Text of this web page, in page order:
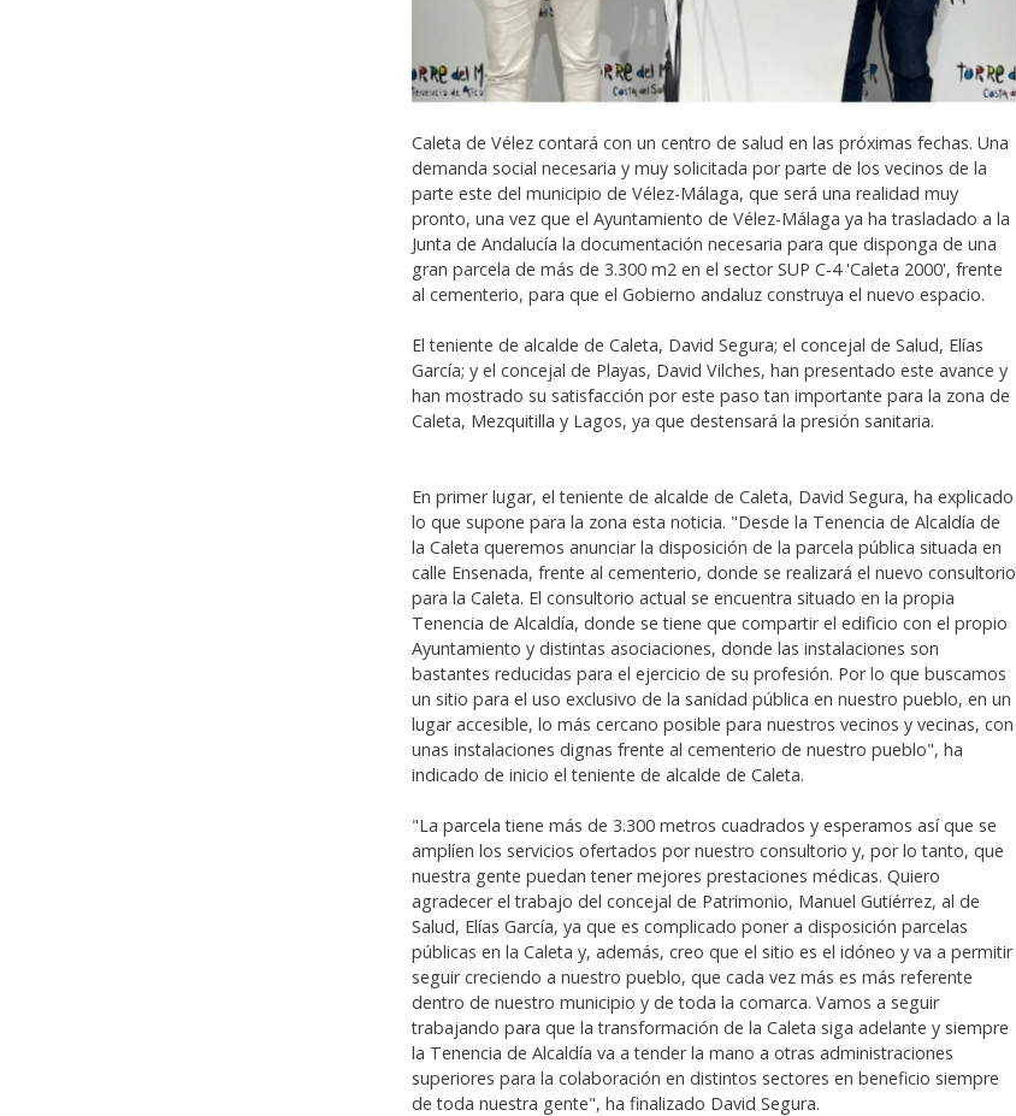
Caleta de Vélez contará con un centro de salud en las próximas fechas. Una
demanda social necesaria y muy solicitada por parte de los vecinos de la
parte este del municipio de Vélez-Málaga, que será una realidad muy
pronto, una vez que el Ayuntamiento de Vélez-Málaga ya ha trasladado a la
Junta de Andalucía la documentación necesaria para que disponga de una
gran parcela de más de 3.300 m2 en el sector SUP C-4 'Caleta 2000', frente
al cementerio, para que el Gobierno andaluz construya el nuevo espacio.
El teniente de alcalde de Caleta, David Segura; el concejal de Salud, Elías
García; y el concejal de Playas, David Vilches, han presentado este avance y
han mostrado su satisfacción por este paso tan importante para la zona de
Caleta, Mezquitilla y Lagos, ya que destensará la presión sanitaria.
En primer lugar, el teniente de alcalde de Caleta, David Segura, ha explicado
lo que supone para la zona esta noticia. "Desde la Tenencia de Alcaldía de
la Caleta queremos anunciar la disposición de la parcela pública situada en
calle Ensenada, frente al cementerio, donde se realizará el nuevo consultorio
para la Caleta. El consultorio actual se encuentra situado en la propia
Tenencia de Alcaldía, donde se tiene que compartir el edificio con el propio
Ayuntamiento y distintas asociaciones, donde las instalaciones son
bastantes reducidas para el ejercicio de su profesión. Por lo que buscamos
un sitio para el uso exclusivo de la sanidad pública en nuestro pueblo, en un
lugar accesible, lo más cercano posible para nuestros vecinos y vecinas, con
unas instalaciones dignas frente al cementerio de nuestro pueblo", ha
indicado de inicio el teniente de alcalde de Caleta.
"La parcela tiene más de 3.300 metros cuadrados y esperamos así que se
amplíen los servicios ofertados por nuestro consultorio y, por lo tanto, que
nuestra gente puedan tener mejores prestaciones médicas. Quiero
agradecer el trabajo del concejal de Patrimonio, Manuel Gutiérrez, al de
Salud, Elías García, ya que es complicado poner a disposición parcelas
públicas en la Caleta y, además, creo que el sitio es el idóneo y va a permitir
seguir creciendo a nuestro pueblo, que cada vez más es más referente
dentro de nuestro municipio y de toda la comarca. Vamos a seguir
trabajando para que la transformación de la Caleta siga adelante y siempre
la Tenencia de Alcaldía va a tender la mano a otras administraciones
superiores para la colaboración en distintos sectores en beneficio siempre
de toda nuestra gente", ha finalizado David Segura.